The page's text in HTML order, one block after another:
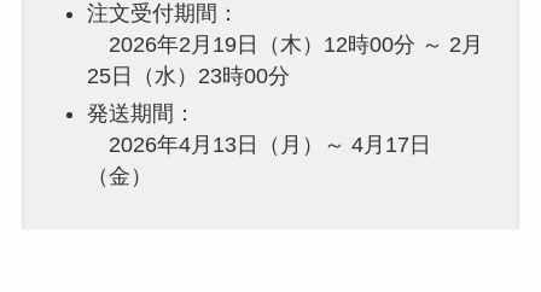
注文受付期間：
2026年2月19日（木）12時00分 ～ 2月
25日（水）23時00分
発送期間：
2026年4月13日（月）～ 4月17日
（金）